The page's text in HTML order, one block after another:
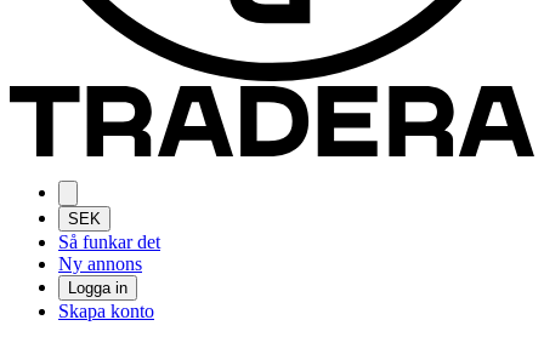
SEK
Så funkar det
Ny annons
Logga in
Skapa konto